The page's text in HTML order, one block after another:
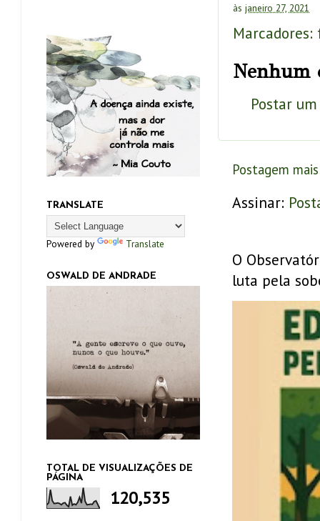
às janeiro 27, 2021
Marcadores:
Nenhum
Postar
Postagem
Assinar:
O
luta pela
TRANSLATE
Powered by Translate
OSWALD DE ANDRADE
TOTAL DE VISUALIZAÇÕES DE
PÁGINA
120,535